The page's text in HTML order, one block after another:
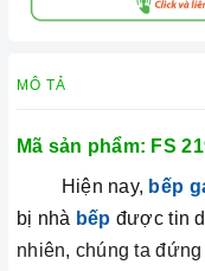
MÔ TẢ
Mã sản phẩm: FS
Hiện nay, bếp
bị nhà bếp được tin
nhiên, chúng ta